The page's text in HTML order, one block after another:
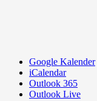
Google Kalender
iCalendar
Outlook 365
Outlook Live